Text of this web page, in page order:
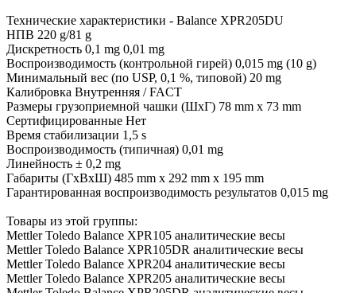
Технические характеристики - Balance XPR205DU
НПВ 220 g/81 g
Дискретность 0,1 mg 0,01 mg
Воспроизводимость (контрольной гирей) 0,015 mg (10 g)
Минимальный вес (по USP, 0,1 %, типовой) 20 mg
Калибровка Внутренняя / FACT
Размеры грузоприемной чашки (ШxГ) 78 mm x 73 mm
Сертифицированные Нет
Время стабилизации 1,5 s
Воспроизводимость (типичная) 0,01 mg
Линейность ± 0,2 mg
Габариты (ГxВxШ) 485 mm x 292 mm x 195 mm
Гарантированная воспроизводимость результатов 0,015 mg
Товары из этой группы:
Mettler Toledo Balance XPR105 аналитические весы
Mettler Toledo Balance XPR105DR аналитические весы
Mettler Toledo Balance XPR204 аналитические весы
Mettler Toledo Balance XPR205 аналитические весы